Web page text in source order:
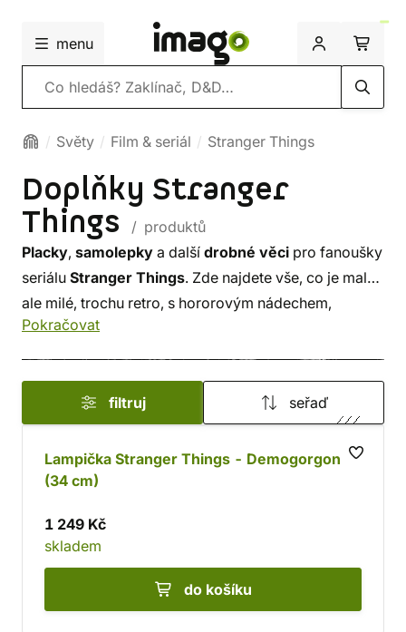
menu
Vyhledávání
Světy Film & seriál Stranger Things
Doplňky Stranger
Things
/ produktů
Placky, samolepky a další drobné věci pro fanoušky
seriálu Stranger Things. Zde najdete vše, co je malé,
ale milé, trochu retro, s hororovým nádechem,
zkrátkalicencovaný merch
samolepky s oblíbenými hrdiny vás žádné monstrum
nepřekvapí!
Pokračovat
filtruj seřaď
Lampička Stranger Things - Demogorgon
(34 cm)
1 249 Kč
skladem
do košíku